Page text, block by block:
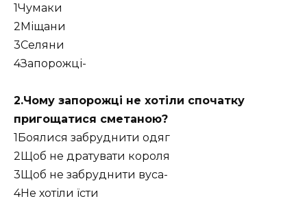
1Чумаки
2Міщани
3Селяни
4Запорожці-
2.Чому запорожці не хотіли спочатку
пригощатися сметаною?
1Боялися забруднити одяг
2Щоб не дратувати короля
3Щоб не забруднити вуса-
4Не хотіли їсти